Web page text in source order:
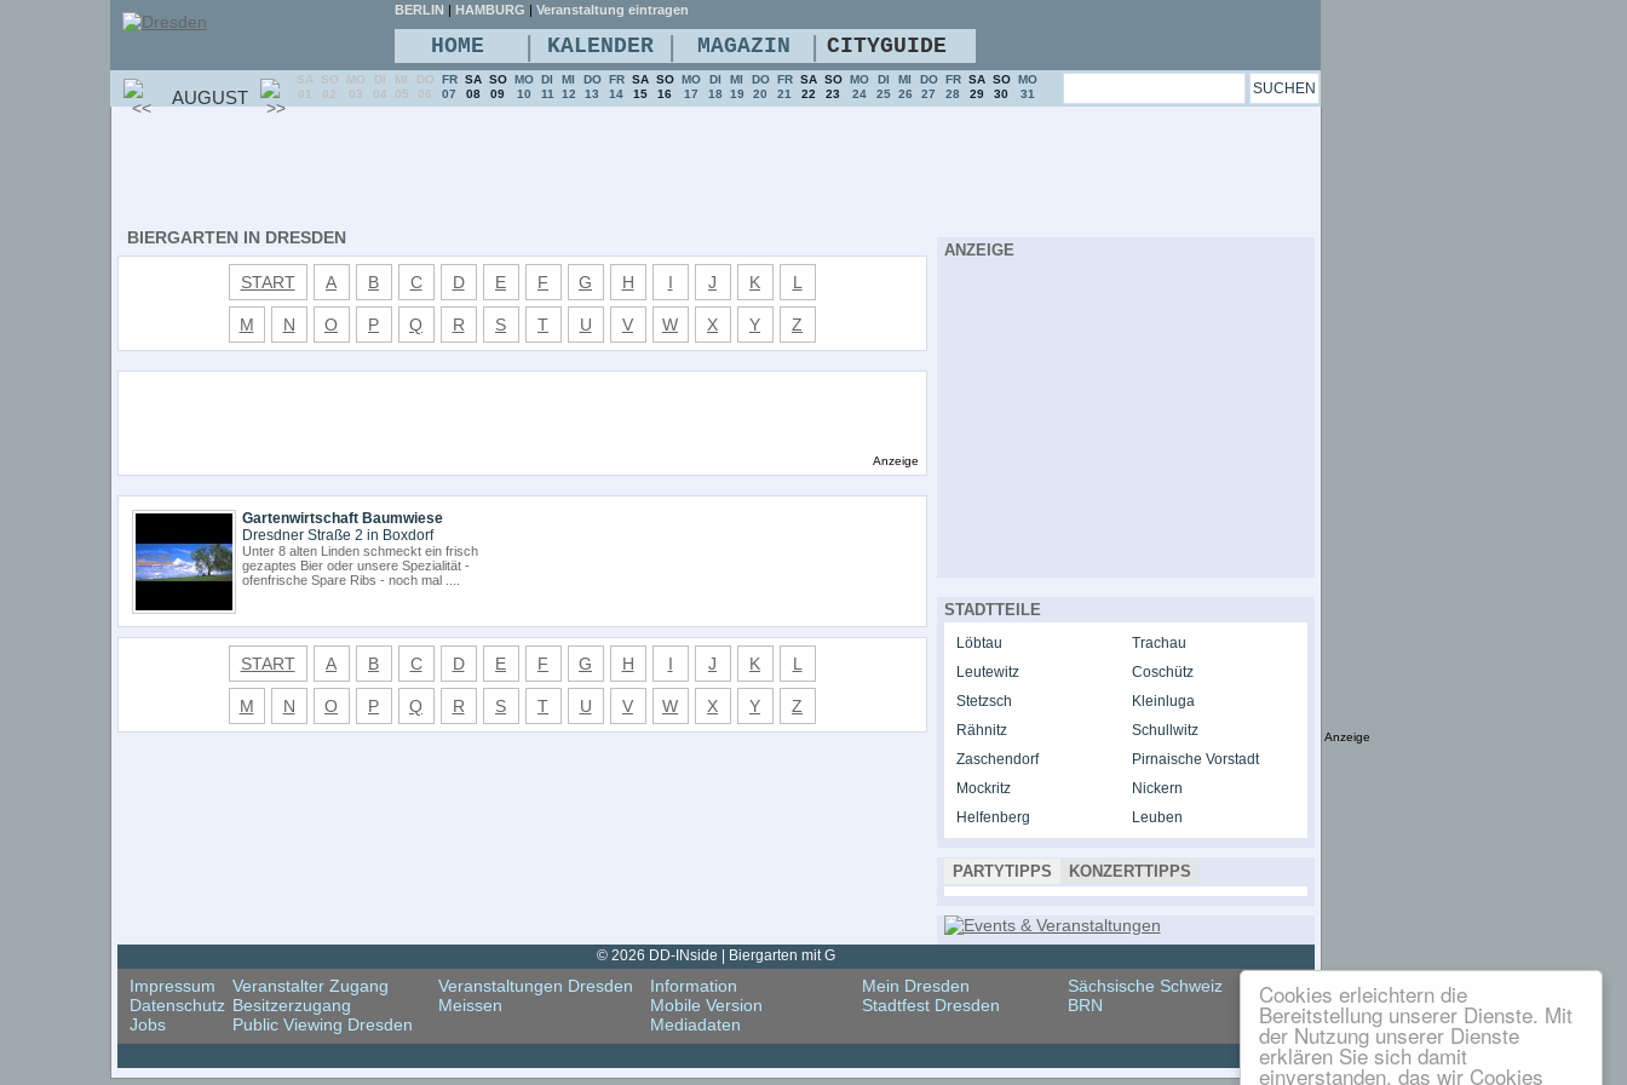
Cookies erleichtern die
Bereitstellung unserer Dienste. Mit
der Nutzung unserer Dienste
erklären Sie sich damit
einverstanden, das wir Cookies
BIERGARTEN IN DRESDEN
START A B C D E F G H I J K L
M N O P Q R S T U V W X Y Z
Anzeige
Gartenwirtschaft Baumwiese
Dresdner Straße 2 in Boxdorf
Unter 8 alten Linden schmeckt ein frisch
gezaptes Bier oder unsere Spezialität -
ofenfrische Spare Ribs - noch mal ....
START A B C D E F G H I J K L
M N O P Q R S T U V W X Y Z
ANZEIGE
STADTTEILE
Löbtau
Trachau
Leutewitz
Coschütz
Stetzsch
Kleinluga
Rähnitz
Schullwitz
Zaschendorf
Pirnaische Vorstadt
Mockritz
Nickern
Helfenberg
Leuben
PARTYTIPPS KONZERTTIPPS
© 2026 DD-INside | Biergarten mit G
Impressum
Datenschutz
Jobs
Veranstalter Zugang
Besitzerzugang
Public Viewing Dresden
Veranstaltungen Dresden
Meissen
Information
Mobile Version
Mediadaten
Mein Dresden
Stadtfest Dresden
Sächsische Schweiz
BRN
BERLIN | HAMBURG | Veranstaltung eintragen
HOME | KALENDER | MAGAZIN | CITYGUIDE
AUGUST
SA
01
SO
02
MO
03
DI
04
MI
05
DO
06
FR
07
SA
08
SO
09
MO
10
DI
11
MI
12
DO
13
FR
14
SA
15
SO
16
MO
17
DI
18
MI
19
DO
20
FR
21
SA
22
SO
23
MO
24
DI
25
MI
26
DO
27
FR
28
SA
29
SO
30
MO
31
Anzeige